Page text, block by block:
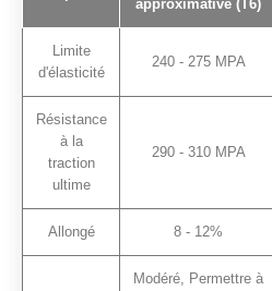
approximative (T6)
Limite
d'élasticité
240 - 275 MPA
Résistance
à la
traction
ultime
290 - 310 MPA
Allongé 8 - 12%
Modéré, Permettre à